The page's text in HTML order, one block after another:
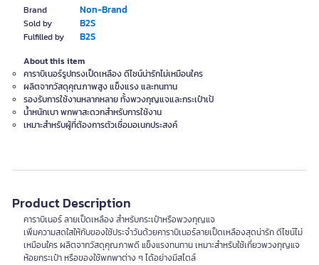
Brand Non-Brand
Sold by B2S
Fulfilled by B2S
About this item
คาราบิเนอร์รูปทรงเป็ดเหลือง ดีไซน์น่ารักไม่เหมือนใคร
ผลิตจากวัสดุคุณภาพสูง แข็งแรง และทนทาน
รองรับการใช้งานหลากหลาย ทั้งพวงกุญแจและกระเป๋าเป้
น้ำหนักเบา พกพาสะดวกสำหรับการใช้งาน
เหมาะสำหรับผู้ที่ต้องการตัวเชื่อมอเนกประสงค์
Product Description
คาราบิเนอร์ ลายเป็ดเหลือง สำหรับกระเป๋าหรือพวงกุญแจ
เพิ่มความสดใสให้กับของใช้ประจำวันด้วยคาราบิเนอร์ลายเป็ดเหลืองสุดน่ารัก ดีไซน์ไม่
เหมือนใคร ผลิตจากวัสดุคุณภาพดี แข็งแรงทนทาน เหมาะสำหรับใช้เกี่ยวพวงกุญแจ
ห้อยกระเป๋า หรือของใช้พกพาต่าง ๆ ได้อย่างมีสไตล์